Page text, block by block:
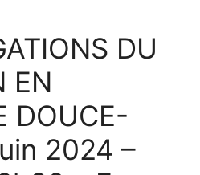
DU
EN
DOUCE-
2024 –